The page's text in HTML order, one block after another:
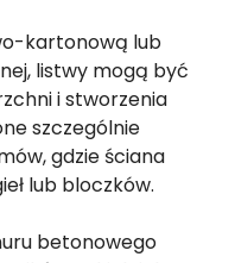
kartonową lub
listwy mogą być
i stworzenia
szczególnie
gdzie ściana
lub bloczków.
betonowego